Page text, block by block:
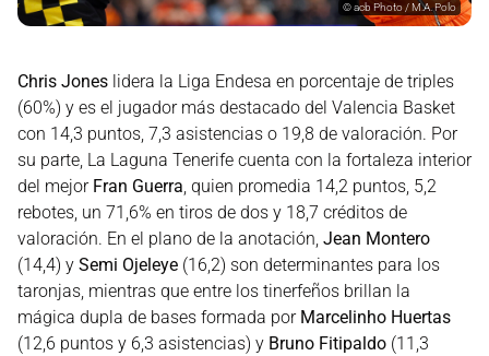
©acb Photo / M.A. Polo
Chris Jones lidera la Liga Endesa en porcentaje de triples
(60%) y es el jugador más destacado del Valencia Basket
con 14,3 puntos, 7,3 asistencias o 19,8 de valoración. Por
su parte, La Laguna Tenerife cuenta con la fortaleza interior
del mejor Fran Guerra, quien promedia 14,2 puntos, 5,2
rebotes, un 71,6% en tiros de dos y 18,7 créditos de
valoración. En el plano de la anotación, Jean Montero
(14,4) y Semi Ojeleye (16,2) son determinantes para los
taronjas, mientras que entre los tinerfeños brillan la
mágica dupla de bases formada por Marcelinho Huertas
(12,6 puntos y 6,3 asistencias) y Bruno Fitipaldo (11,3